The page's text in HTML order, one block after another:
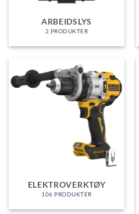
ARBEIDSLYS
2 PRODUKTER
ELEKTROVERKTØY
106 PRODUKTER